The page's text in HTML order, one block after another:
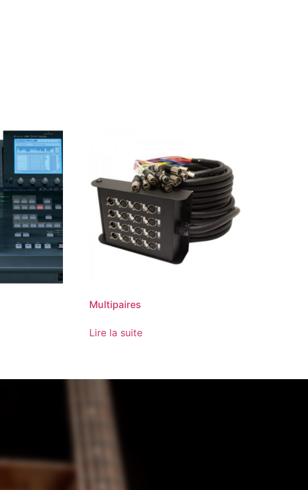
Multipaires
Lire la suite